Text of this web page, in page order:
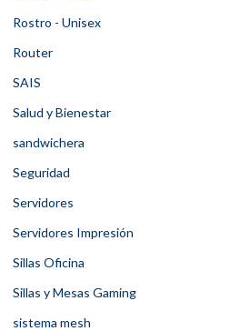
Rostro - Unisex
Router
SAIS
Salud y Bienestar
sandwichera
Seguridad
Servidores
Servidores Impresión
Sillas Oficina
Sillas y Mesas Gaming
sistema mesh